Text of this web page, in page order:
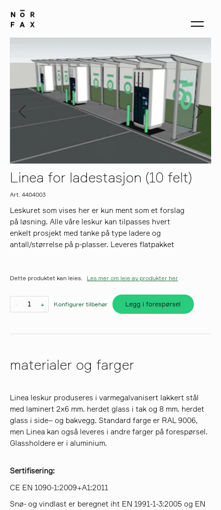
produkter
om oss
søk
Linea for ladestasjon (10 felt)
Art. 4404003
Leskuret som vises her er kun ment som et forslag
på løsning. Alle våre leskur kan tilpasses hvert
enkelt prosjekt med tanke på type ladere og
antall/størrelse på p-plasser. Leveres flatpakket
Dette produktet kan leies. Les mer om leie av produkter her
- + Konfigurer tilbehør Legg i forespørsel
materialer og farger
Linea leskur produseres i varmegalvanisert lakkert stål
med laminert 2x6 mm. herdet glass i tak og 8 mm. herdet
glass i side– og bakvegg. Standard farge er RAL 9006,
men Linea kan også leveres i andre farger på forespørsel.
Glassholdere er i aluminium.
Sertifisering:
CE EN 1090-1:2009+A1:2011
Snø- og vindlast er beregnet iht EN 1991-1-3:2005 og EN